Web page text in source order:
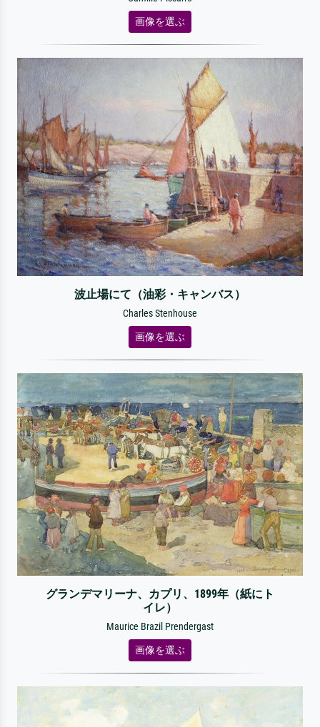
画像を選ぶ
波止場にて（油彩・キャンバス）
Charles Stenhouse
画像を選ぶ
グランデマリーナ、カプリ、1899年（紙にト
イレ）
Maurice Brazil Prendergast
画像を選ぶ